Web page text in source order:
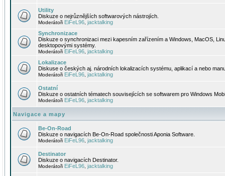
Utility
Diskuze o nejrůznějších softwarových nástrojích.
Moderátoři EiFeL96 jacktalking
Synchronizace
Diskuze o synchronizaci mezi kapesním zařízením a Windows, MacOS,
desktopovými systémy.
Moderátoři EiFeL96 jacktalking
Lokalizace
Diskuse o českých aj. národních lokalizacích systému, aplikací a nebo
Moderátoři EiFeL96 jacktalking
Ostatní
Diskuze o ostatních tématech souvisejících se softwarem pro Windows
Moderátoři EiFeL96 jacktalking
Navigace a mapy
Be-On-Road
Diskuze o navigacích Be-On-Road společnosti Aponia Software.
Moderátoři EiFeL96 jacktalking
Destinator
Diskuze o navigacích Destinator.
Moderátoři EiFeL96 jacktalking